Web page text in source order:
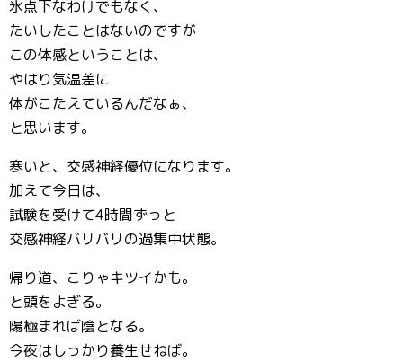
氷点下なわけでもなく、
たいしたことはないのですが
この体感ということは、
やはり気温差に
体がこたえているんだなぁ、
と思います。
寒いと、交感神経優位になります。
加えて今日は、
試験を受けて4時間ずっと
交感神経バリバリの過集中状態。
帰り道、こりゃキツイかも。
と頭をよぎる。
陽極まれば陰となる。
今夜はしっかり養生せねば。